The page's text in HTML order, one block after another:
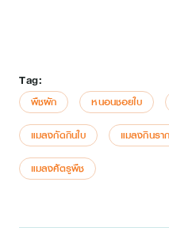
Tag:
พืชผัก หนอนชอยใบ
แมลงกัดกินใบ
แมลงกินราก
แมลงศัตรูพืช